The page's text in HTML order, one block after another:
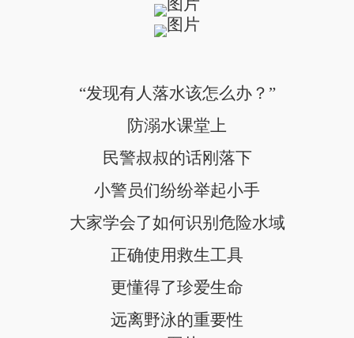
“发现有人落水该怎么办？”
防溺水课堂上
民警叔叔的话刚落下
小警员们纷纷举起小手
大家学会了如何识别危险水域
正确使用救生工具
更懂得了珍爱生命
远离野泳的重要性